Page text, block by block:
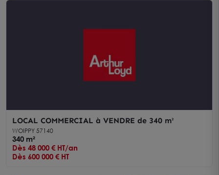
LOCAL COMMERCIAL à VENDRE de 340 m²
WOIPPY 57140
340 m²
Dès 48 000 € HT/an
Dès 600 000 € HT